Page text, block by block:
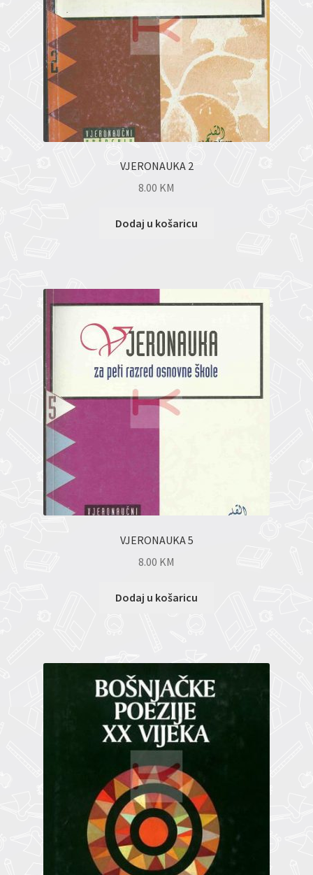
VJERONAUKA 2
8.00 KM
Dodaj u košaricu
VJERONAUKA 5
8.00 KM
Dodaj u košaricu